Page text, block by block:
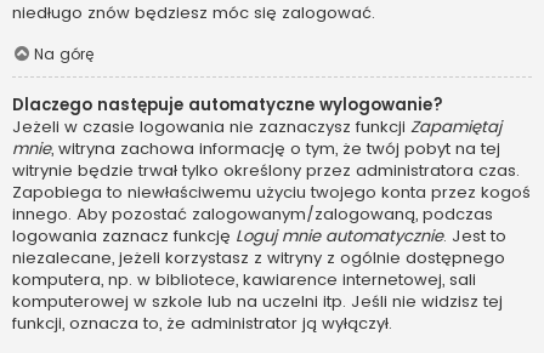
niedługo znów będziesz móc się zalogować.
Na górę
Dlaczego następuje automatyczne wylogowanie?
Jeżeli w czasie logowania nie zaznaczysz funkcji Zapamiętaj
mnie, witryna zachowa informację o tym, że twój pobyt na tej
witrynie będzie trwał tylko określony przez administratora czas.
Zapobiega to niewłaściwemu użyciu twojego konta przez kogoś
innego. Aby pozostać zalogowanym/zalogowaną, podczas
logowania zaznacz funkcję Loguj mnie automatycznie. Jest to
niezalecane, jeżeli korzystasz z witryny z ogólnie dostępnego
komputera, np. w bibliotece, kawiarence internetowej, sali
komputerowej w szkole lub na uczelni itp. Jeśli nie widzisz tej
funkcji, oznacza to, że administrator ją wyłączył.